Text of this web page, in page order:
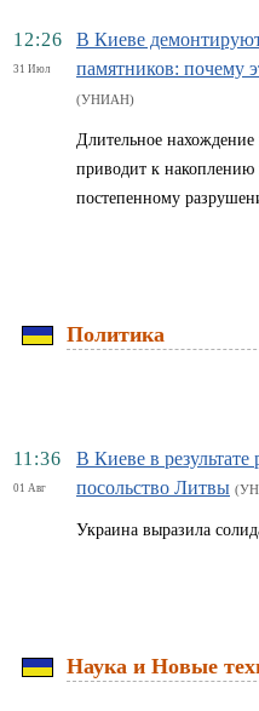
12:26
31 Июл
В Киеве
памятников: почему
(УНИАН)
Длительное
приводит к накоплению
постепенному
Политика
11:36
01 Авг
В Киеве в результате
посольство Литвы
Украина выразила
Наука и Новые